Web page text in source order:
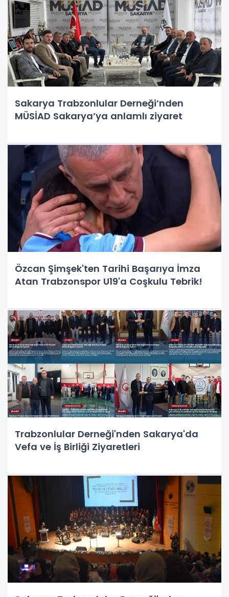
Sakarya Trabzonlular Derneği’nden
MÜSİAD Sakarya’ya anlamlı ziyaret
Özcan Şimşek'ten Tarihi Başarıya İmza
Atan Trabzonspor U19'a Coşkulu Tebrik!
Trabzonlular Derneği'nden Sakarya'da
Vefa ve İş Birliği Ziyaretleri